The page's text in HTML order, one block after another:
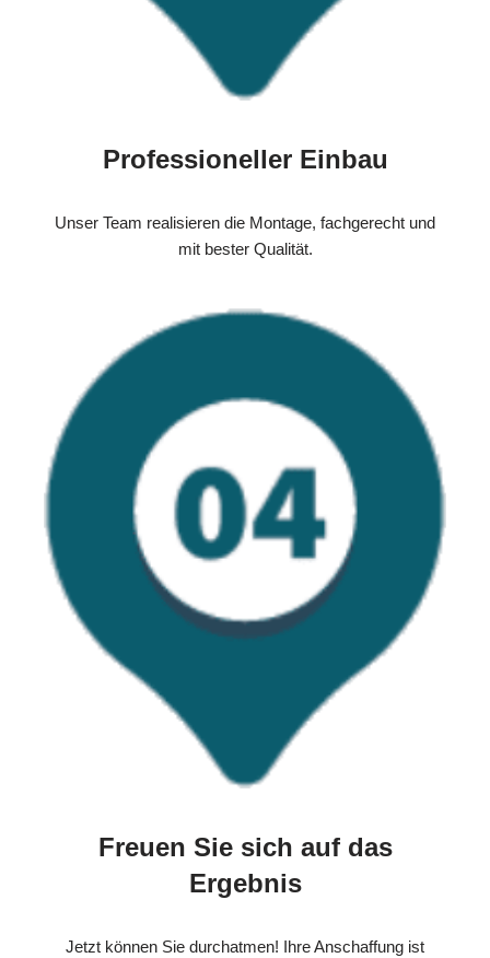
Professioneller Einbau
Unser Team realisieren die Montage, fachgerecht und
mit bester Qualität.
Freuen Sie sich auf das
Ergebnis
Jetzt können Sie durchatmen! Ihre Anschaffung ist